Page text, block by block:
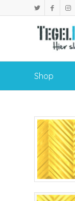
Shop